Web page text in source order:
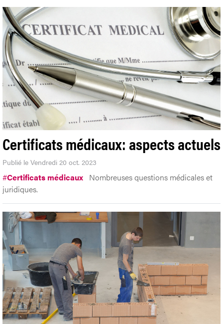
Certificats médicaux: aspects actuels
Publié le Vendredi 20 oct. 2023
#Certificats médicaux Nombreuses questions médicales et
juridiques.